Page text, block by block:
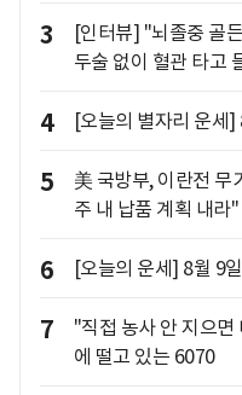
3
[인터뷰] "뇌졸중 골
두술 없이 혈관 타고
4 [오늘의 별자리 운세]
5
美 국방부, 이란전
주 내 납품 계획 내라"
6 [오늘의 운세] 8월 9
7
"직접 농사 안 지으
에 떨고 있는 6070